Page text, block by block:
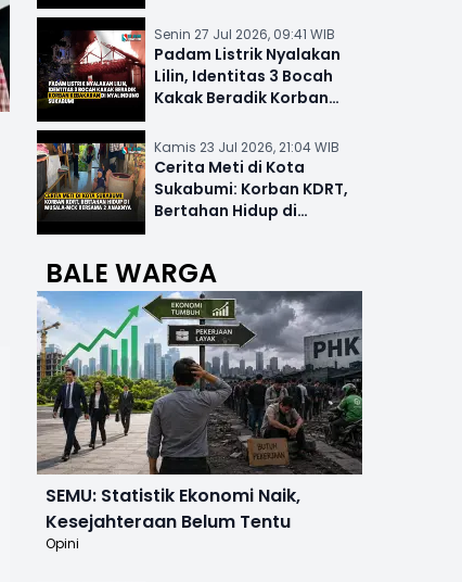
Senin 27 Jul 2026, 09:41 WIB
Padam Listrik Nyalakan
Lilin, Identitas 3 Bocah
Kakak Beradik Korban
Kamis 23 Jul 2026, 21:04 WIB
Cerita Meti di Kota
Sukabumi: Korban KDRT,
Bertahan Hidup di
BALE WARGA
SEMU: Statistik Ekonomi Naik,
Kesejahteraan Belum Tentu
Opini